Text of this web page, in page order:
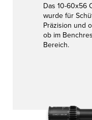
Das 10-60x56
wurde für
Präzision und
ob im
Bereich.